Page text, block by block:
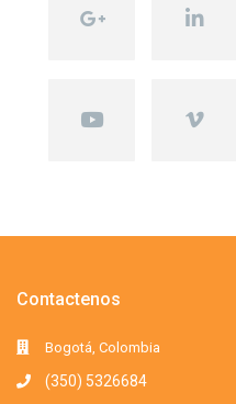
Contactenos
Bogotá, Colombia
(350) 5326684